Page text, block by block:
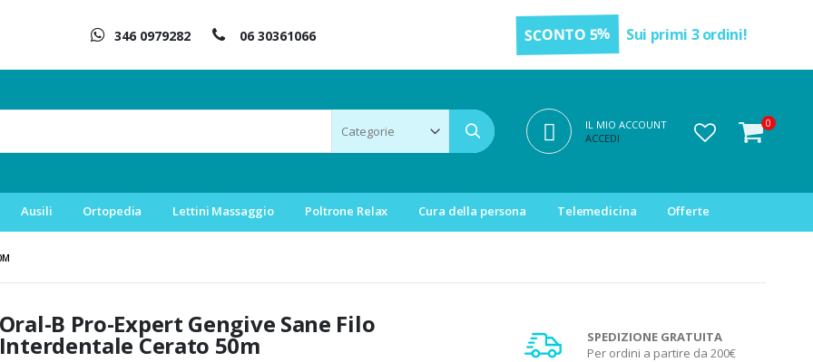
346 0979282 06 30361066 SCONTO 5% Sui primi 3 ordini!
Cerca
IL MIO ACCOUNT
ACCEDI
Carrello
0 elementi
Ausili Ortopedia Lettini Massaggio Poltrone Relax Cura della persona Telemedicina Offerte
Oral-B Pro-Expert Gengive Sane Filo
Interdentale Cerato 50m
SPEDIZIONE GRATUITA
Per ordini a partire da 200€